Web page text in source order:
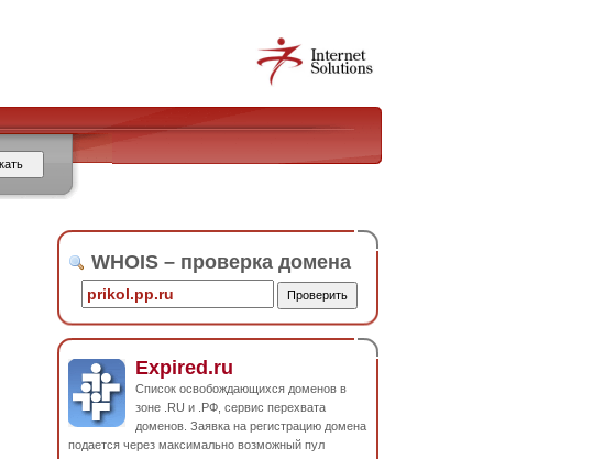
WHOIS – проверка домена
Expired.ru
Список освобождающихся доменов в
зоне .RU и .РФ, сервис перехвата
доменов. Заявка на регистрацию домена
подается через максимально возможный пул